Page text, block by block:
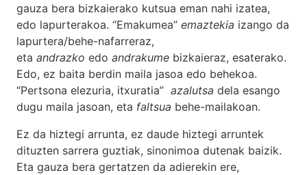
gauza bera bizkaierako kutsua eman nahi izatea,
edo lapurterakoa. “Emakumea” emaztekia izango da
lapurtera/behe-nafarreraz,
eta andrazko edo andrakume bizkaieraz, esaterako.
Edo, ez baita berdin maila jasoa edo behekoa.
“Pertsona elezuria, itxuratia” azalutsa dela esango
dugu maila jasoan, eta faltsua behe-mailakoan.
Ez da hiztegi arrunta, ez daude hiztegi arruntek
dituzten sarrera guztiak, sinonimoa dutenak baizik.
Eta gauza bera gertatzen da adierekin ere,